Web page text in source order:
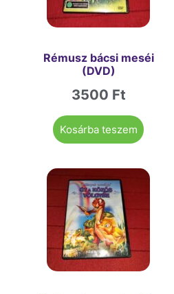
Rémusz bácsi meséi
(DVD)
3500 Ft
Kosárba teszem